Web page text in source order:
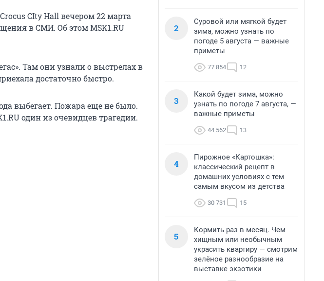
CIty Hall вечером 22 марта
в СМИ. Об этом MSK1.RU
Там они узнали о выстрелах в
достаточно быстро.
выбегает. Пожара еще не было.
один из очевидцев трагедии.
2
Суровой или мягкой будет
зима, можно узнать по
погоде 5 августа — важные
приметы
77 854 12
3
Какой будет зима, можно
узнать по погоде 7 августа, —
важные приметы
44 562 13
4
Пирожное «Картошка»:
классический рецепт в
домашних условиях с тем
самым вкусом из детства
30 731 15
5
Кормить раз в месяц. Чем
хищным или необычным
украсить квартиру — смотрим
зелёное разнообразие на
выставке экзотики